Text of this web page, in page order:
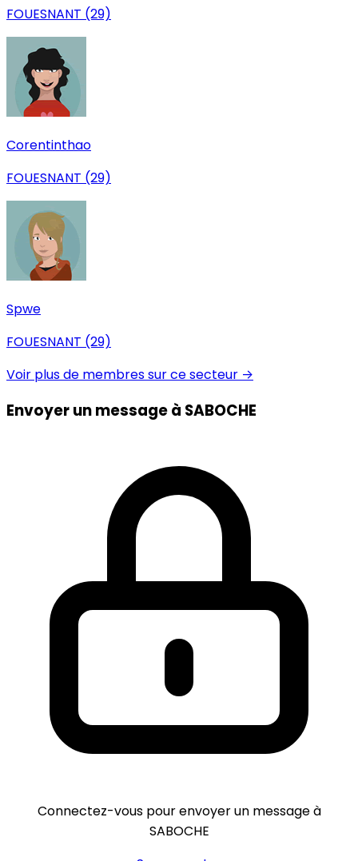
FOUESNANT (29)
Corentinthao
FOUESNANT (29)
Spwe
FOUESNANT (29)
Voir plus de membres sur ce secteur →
Envoyer un message à SABOCHE
Connectez-vous pour envoyer un message à
SABOCHE